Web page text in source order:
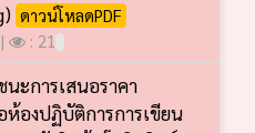
ดาวน์โหลดPDF
: 21
นะการเสนอราคา
ห้องปฏิบัติการการเขียน